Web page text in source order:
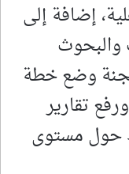
إضافة إلى
والبحوث
وضع خطة
تقارير
حول مستوى